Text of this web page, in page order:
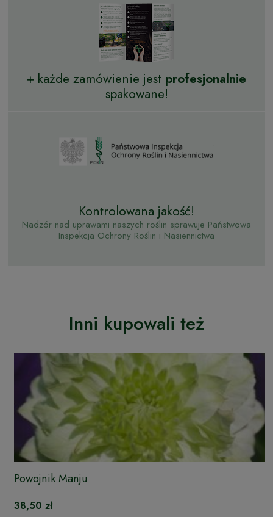
+ każde zamówienie jest profesjonalnie
spakowane!
Kontrolowana jakość!
Nadzór nad uprawami naszych roślin sprawuje Państwowa
Inspekcja Ochrony Roślin i Nasiennictwa
Inni kupowali też
Powojnik Manju
38,50 zł